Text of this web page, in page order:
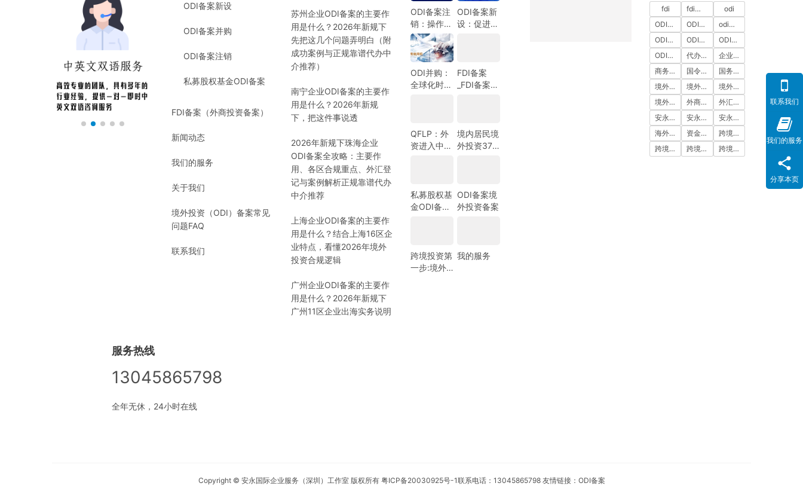
ODI备案新设
ODI备案并购
ODI备案注销
私募股权基金ODI备案
FDI备案（外商投资备案）
新闻动态
我们的服务
关于我们
境外投资（ODI）备案常见
问题FAQ
联系我们
苏州企业ODI备案的主要作
用是什么？2026年新规下
先把这几个问题弄明白（附
成功案例与正规靠谱代办中
介推荐）
南宁企业ODI备案的主要作
用是什么？2026年新规
下，把这件事说透
2026年新规下珠海企业
ODI备案全攻略：主要作
用、各区合规重点、外汇登
记与案例解析正规靠谱代办
中介推荐
上海企业ODI备案的主要作
用是什么？结合上海16区企
业特点，看懂2026年境外
投资合规逻辑
广州企业ODI备案的主要作
用是什么？2026年新规下
广州11区企业出海实务说明
ODI备案注
销：操作指
南与注意事
项
ODI备案新
设：促进中
ODI并购：
全球化时代
FDI备案
_FDI备案指
规圈
QFLP：外
资进入中国
境内居民境
外投资37
私募股权基
金ODI备案
ODI备案境
外投资备案
跨境投资第
一步:境外
我的服务
fdi fdi备案
odi
ODI代办
ODI代办服务
odi备案
ODI备案中介机构
ODI备案代办中介
ODI备案费用
ODI登记
代办ODI多少钱
企业出海
商务部备案
国令第837号
国务院令第837号
境外投资
境外投资备案
境外投资备案流程
境外直接投资
外商投资
外汇登记
安永国际
安永国际ODI备案
安永国际跨境合规圈
海外公司注册服务
资金出境
跨境合规
跨境合规圈
跨境合规服务 跨境投资
服务热线
13045865798
全年无休，24小时在线
Copyright © 安永国际企业服务（深圳）工作室 版权所有 粤ICP备20030925号-1联系电话：13045865798 友情链接： ODI备案
联系我们
我们的服务
分享本页